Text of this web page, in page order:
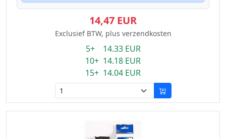
14,47 EUR
Exclusief BTW, plus verzendkosten
5+ 14.33 EUR
10+ 14.18 EUR
15+ 14.04 EUR